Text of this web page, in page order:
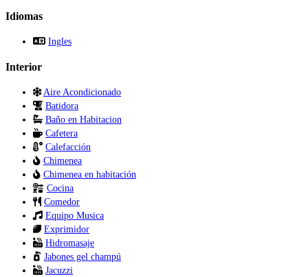
Idiomas
Ingles
Interior
Aire Acondicionado
Batidora
Baño en Habitacion
Cafetera
Calefacción
Chimenea
Chimenea en habitación
Cocina
Comedor
Equipo Musica
Exprimidor
Hidromasaje
Jabones gel champú
Jacuzzi